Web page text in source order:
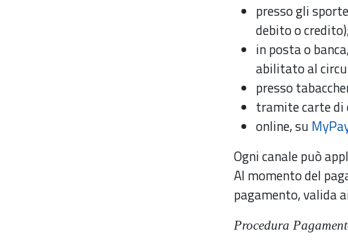
presso gli
debito o
in posta o
abilitato al
presso
tramite carte di
online, su
Ogni canale può
Al momento del
pagamento, valida
Procedura